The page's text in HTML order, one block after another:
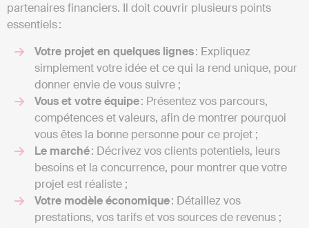
partenaires financiers. Il doit couvrir plusieurs points
essentiels :
Votre projet en quelques lignes: Expliquez
simplement votre idée et ce qui la rend unique, pour
donner envie de vous suivre ;
Vous et votre équipe: Présentez vos parcours,
compétences et valeurs, afin de montrer pourquoi
vous êtes la bonne personne pour ce projet ;
Le marché: Décrivez vos clients potentiels, leurs
besoins et la concurrence, pour montrer que votre
projet est réaliste ;
Votre modèle économique: Détaillez vos
prestations, vos tarifs et vos sources de revenus ;